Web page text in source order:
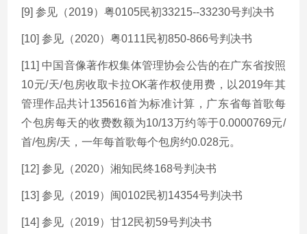
[9] 参见（2019）粤0105民初33215--33230号判决书
[10] 参见（2020）粤0111民初850-866号判决书
[11] 中国音像著作权集体管理协会公告的在广东省按照
10元/天/包房收取卡拉OK著作权使用费，以2019年其
管理作品共计135616首为标准计算，广东省每首歌每
个包房每天的收费数额为10/13万约等于0.0000769元/
首/包房/天，一年每首歌每个包房约0.028元。
[12] 参见（2020）湘知民终168号判决书
[13] 参见（2019）闽0102民初14354号判决书
[14] 参见（2019）甘12民初59号判决书